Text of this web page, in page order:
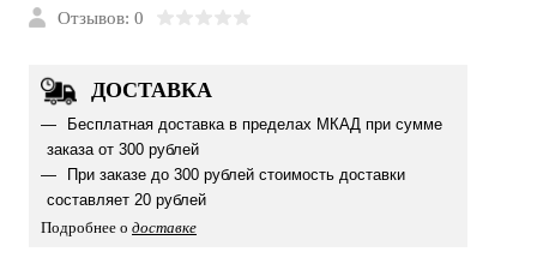
Отзывов: 0
ДОСТАВКА
Бесплатная доставка в пределах МКАД при сумме
заказа от 300 рублей
При заказе до 300 рублей стоимость доставки
составляет 20 рублей
Подробнее о доставке